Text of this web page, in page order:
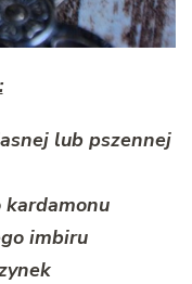
lub pszennej
kardamonu
imbiru